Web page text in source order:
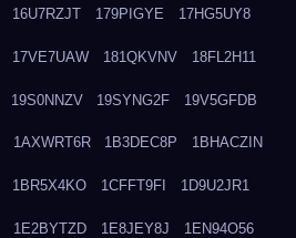
16U7RZJT 179PIGYE 17HG5UY8
17VE7UAW 181QKVNV 18FL2H11
19S0NNZV 19SYNG2F 19V5GFDB
1AXWRT6R 1B3DEC8P 1BHACZIN
1BR5X4KO 1CFFT9FI 1D9U2JR1
1E2BYTZD 1E8JEY8J 1EN94O56